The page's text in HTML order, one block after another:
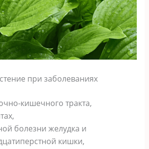
при заболеваниях
кишечного тракта,
болезни желудка и
кишки,